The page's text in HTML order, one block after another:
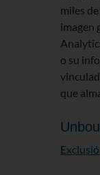
miles
imagen
o su
que